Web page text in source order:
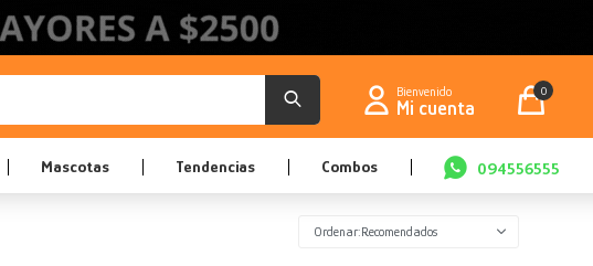
Mascotas Tendencias Combos 094556555
0
Recomendados